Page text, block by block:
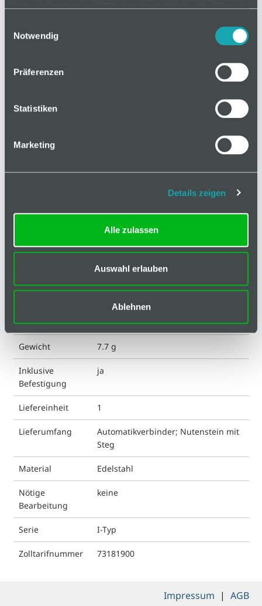
haben oder die sie im Rahmen Ihrer Nutzung der Dienste
Notwendig
Präferenzen
Statistiken
Marketing
Details zeigen
Alle zulassen
Auswahl erlauben
Ablehnen
Technische Spezifikation
ESD kompatibel nein
blank
Geeignet für Nut 5
Gewicht 7.7 g
Inklusive
Befestigung
ja
Liefereinheit 1
Lieferumfang
Automatikverbinder; Nutenstein mit
Steg
Material Edelstahl
Nötige
Bearbeitung
keine
Serie I-Typ
Zolltarifnummer 73181900
Impressum | AGB